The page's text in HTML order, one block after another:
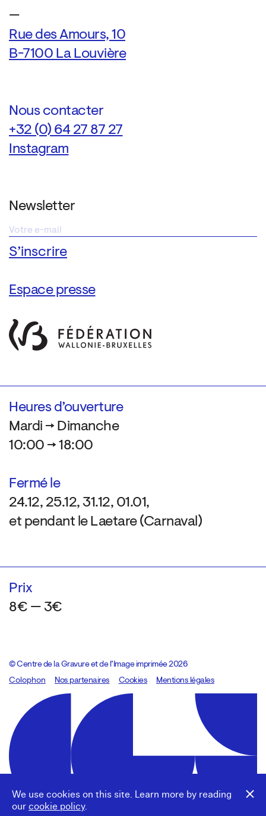
We use cookies on this site. Learn more by reading
our cookie policy.
—
Rue des Amours, 10
B-7100 La Louvière
Nous contacter
+32 (0) 64 27 87 27
Instagram
Newsletter
Espace presse
Heures d’ouverture
Mardi → Dimanche
10:00 → 18:00
Fermé le
24.12, 25.12, 31.12, 01.01,
et pendant le Laetare (Carnaval)
Prix
8€ — 3€
© Centre de la Gravure et de l’Image imprimée 2026
Colophon
Design:Marcel Kaczmarek, code:8080.studio
Nos partenaires Cookies Mentions légales